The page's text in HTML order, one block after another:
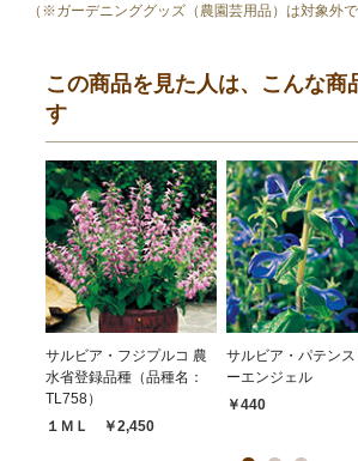
（※ガーデニンググッズ（農園芸用品）は対象外で
この商品を見た人は、こんな商
す
サルビア・フジプルコ 農
水省登録品種（品種名：
TL758）
１ＭＬ ￥2,450
サルビア・パテン
ーエンジェル
￥440